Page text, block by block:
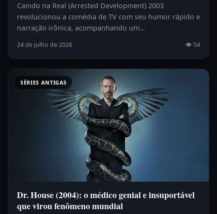
Caindo na Real (Arrested Development) 2003
revolucionou a comédia de TV com seu humor rápido e
narração irônica, acompanhando um…
24 de julho de 2026 👁 54
SÉRIES ANTIGAS
Dr. House (2004): o médico genial e insuportável
que virou fenômeno mundial